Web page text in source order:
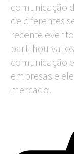
comunicação
de diferentes
recente
partilhou
comunicação
empresas e
mercado.